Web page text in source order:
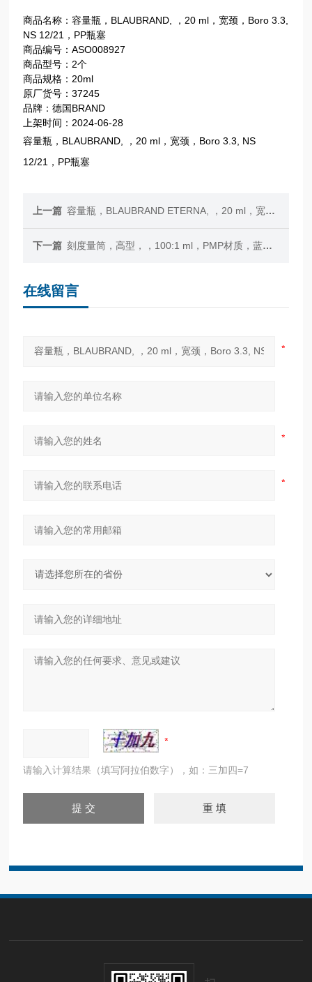
商品名称：容量瓶，BLAUBRAND, ，20 ml，宽颈，Boro 3.3,
NS 12/21，PP瓶塞
商品编号：ASO008927
商品型号：2个
商品规格：20ml
原厂货号：37245
品牌：德国BRAND
上架时间：2024-06-28
容量瓶，BLAUBRAND, ，20 ml，宽颈，Boro 3.3, NS
12/21，PP瓶塞
上一篇 容量瓶，BLAUBRAND ETERNA, ，20 ml，宽颈，Boro 3.3, NS 12/21，PP瓶塞
下一篇 刻度量筒，高型，，100:1 ml，PMP材质，蓝色刻度
在线留言
请输入计算结果（填写阿拉伯数字），如：三加四=7